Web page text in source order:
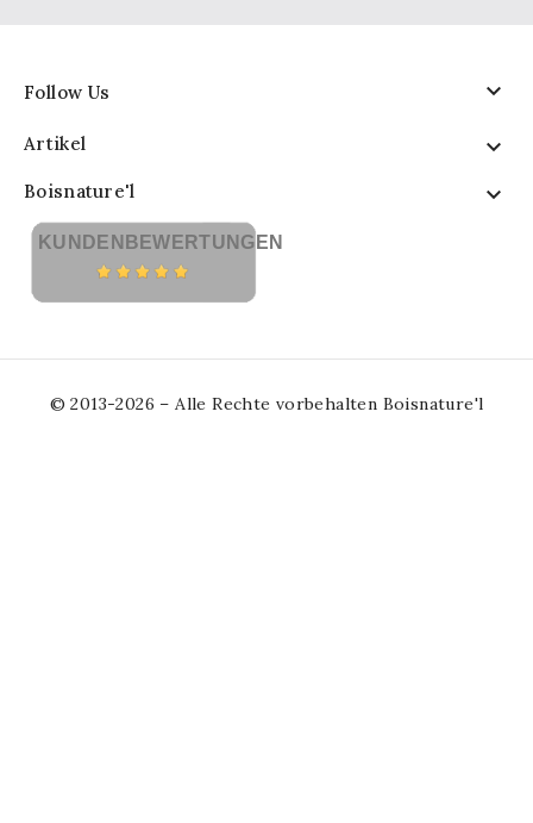
Follow Us 
Artikel 
Boisnature'l 
KUNDENBEWERTUNGEN
© 2013-2026 – Alle Rechte vorbehalten Boisnature'l